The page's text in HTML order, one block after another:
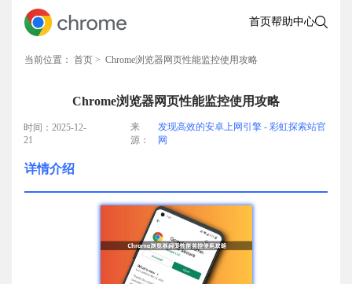
首页帮助中心
当前位置： 首页 > Chrome浏览器网页性能监控使用攻略
Chrome浏览器网页性能监控使用攻略
时间：2025-12-
21
来
源：
发现高效的安卓上网引擎 - 彩虹探索站官
网
详情介绍